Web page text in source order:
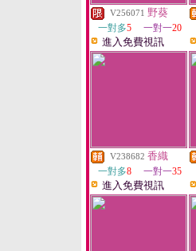
V256071 野葵
一對多5 一對一20
進入免費視訊
V238682 香織
一對多8 一對一35
進入免費視訊